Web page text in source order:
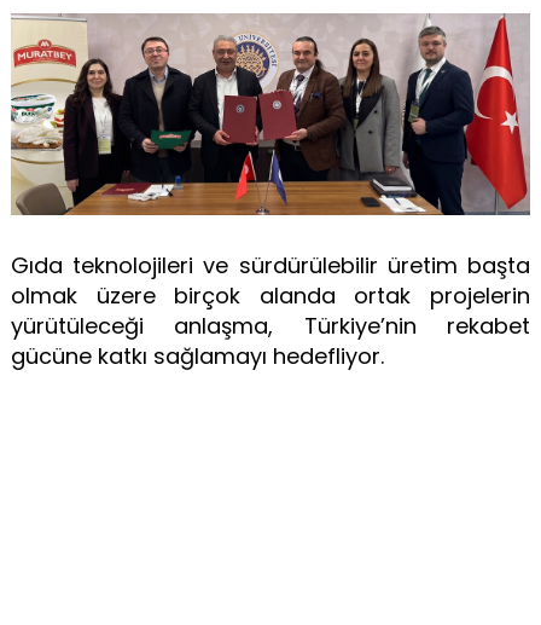
Gıda teknolojileri ve sürdürülebilir üretim başta
olmak üzere birçok alanda ortak projelerin
yürütüleceği anlaşma, Türkiye’nin rekabet
gücüne katkı sağlamayı hedefliyor.